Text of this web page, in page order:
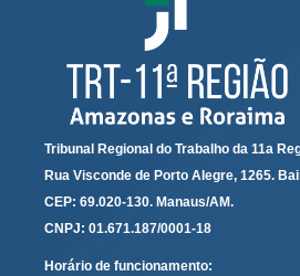
Educação a distância
Responsabilidade
Comissão Permanente de
Escola Judicial
Coordenadoria de Saúde
Tribunal Regional do Trabalho da 11a
Rua Visconde de Porto Alegre, 1265.
CEP: 69.020-130. Manaus/AM.
CNPJ: 01.671.187/0001-18
Horário de funcionamento: